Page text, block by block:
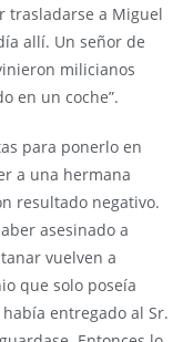
trasladarse a Miguel
allí. Un señor de
milicianos
en un coche”.
para ponerlo en
a una hermana
resultado negativo.
asesinado a
vuelven a
que solo poseía
entregado al Sr.